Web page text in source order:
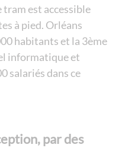
tram est accessible
à pied. Orléans
habitants et la 3ème
informatique et
salariés dans ce
par des